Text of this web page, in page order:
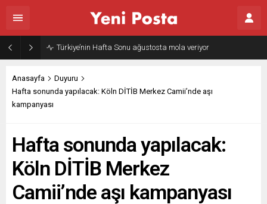
Gazze’nin geleceği: Teknokratik kontrol mü, kolonializm mi?
Anasayfa
Duyuru
Hafta sonunda yapılacak: Köln DİTİB Merkez Camii’nde aşı
kampanyası
Hafta sonunda yapılacak:
Köln DİTİB Merkez
Camii’nde aşı kampanyası